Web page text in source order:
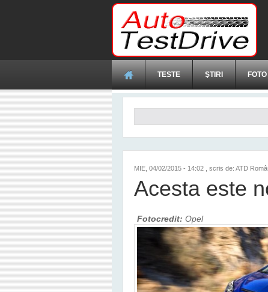
TESTE ŞTIRI FOTO
MIE, 04/02/2015 - 14:02 , scris de: ATD
Acesta este
Fotocredit: Opel